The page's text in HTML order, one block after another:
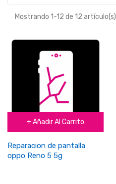
Mostrando 1-12 de 12 artículo(s)
+ Añadir Al Carrito
Reparacion de pantalla
oppo Reno 5 5g